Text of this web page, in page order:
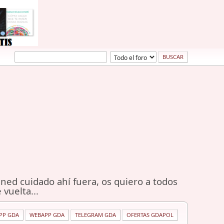
cuidado ahí fuera, os quiero a todos
vuelta...
GDA WEBAPP GDA TELEGRAM GDA OFERTAS GDAPOL